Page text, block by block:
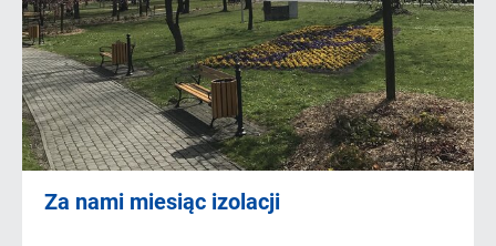
Za nami miesiąc izolacji